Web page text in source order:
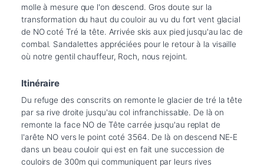
molle à mesure que l'on descend. Gros doute sur la
transformation du haut du couloir au vu du fort vent glacial
de NO coté Tré la tête. Arrivée skis aux pied jusqu'au lac de
combal. Sandalettes appréciées pour le retour à la visaille
Itinéraire
Du refuge des conscrits on remonte le glacier de tré la tête
par sa rive droite jusqu'au col infranchissable. De là on
remonte la face NO de Tête carrée jusqu'au replat de
l'arête NO vers le point coté 3564. De là on descend NE-E
dans un beau couloir qui est en fait une succession de
couloirs de 300m qui communiquent par leurs rives